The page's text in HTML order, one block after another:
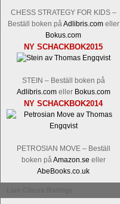
CHESS STRATEGY FOR KIDS –
Beställ boken påAdlibris.comeller
Bokus.com
NY SCHACKBOK2015
STEIN – Beställ boken på
Adlibris.comeller Bokus.com
NY SCHACKBOK2014
PETROSIAN MOVE – Beställ
boken påAmazon.se eller
AbeBooks.co.uk